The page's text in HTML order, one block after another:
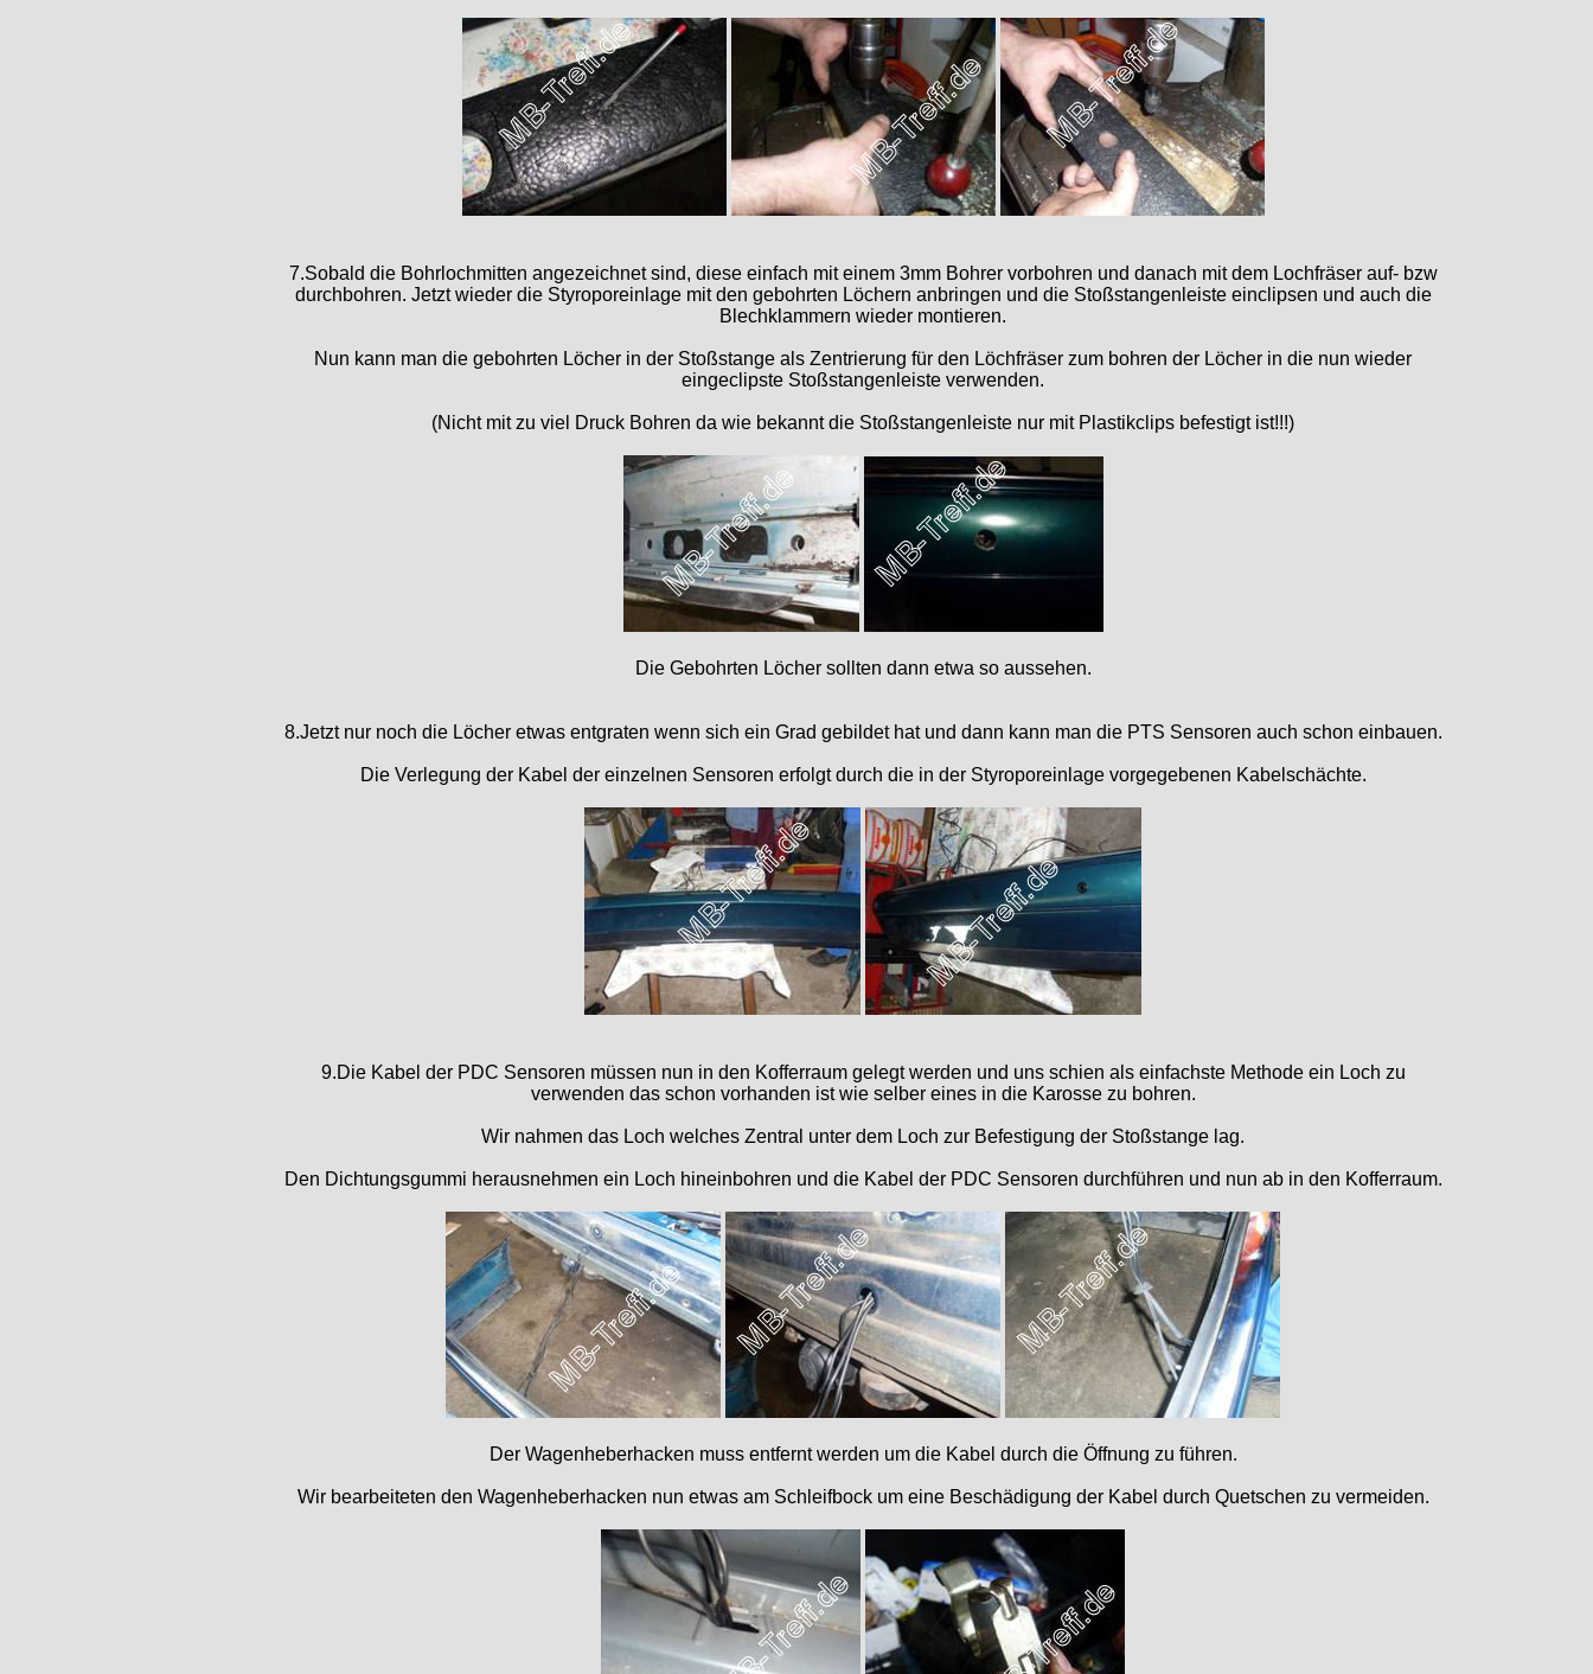
7.Sobald die Bohrlochmitten angezeichnet sind, diese einfach mit einem 3mm Bohrer vorbohren und danach mit dem Lochfräser auf- bzw
durchbohren. Jetzt wieder die Styroporeinlage mit den gebohrten Löchern anbringen und die Stoßstangenleiste einclipsen und auch die
Blechklammern wieder montieren.
Nun kann man die gebohrten Löcher in der Stoßstange als Zentrierung für den Löchfräser zum bohren der Löcher in die nun wieder
eingeclipste Stoßstangenleiste verwenden.
(Nicht mit zu viel Druck Bohren da wie bekannt die Stoßstangenleiste nur mit Plastikclips befestigt ist!!!)
Die Gebohrten Löcher sollten dann etwa so aussehen.
8.Jetzt nur noch die Löcher etwas entgraten wenn sich ein Grad gebildet hat und dann kann man die PTS Sensoren auch schon einbauen.
Die Verlegung der Kabel der einzelnen Sensoren erfolgt durch die in der Styroporeinlage vorgegebenen Kabelschächte.
9.Die Kabel der PDC Sensoren müssen nun in den Kofferraum gelegt werden und uns schien als einfachste Methode ein Loch zu
verwenden das schon vorhanden ist wie selber eines in die Karosse zu bohren.
Wir nahmen das Loch welches Zentral unter dem Loch zur Befestigung der Stoßstange lag.
Den Dichtungsgummi herausnehmen ein Loch hineinbohren und die Kabel der PDC Sensoren durchführen und nun ab in den Kofferraum.
Der Wagenheberhacken muss entfernt werden um die Kabel durch die Öffnung zu führen.
Wir bearbeiteten den Wagenheberhacken nun etwas am Schleifbock um eine Beschädigung der Kabel durch Quetschen zu vermeiden.